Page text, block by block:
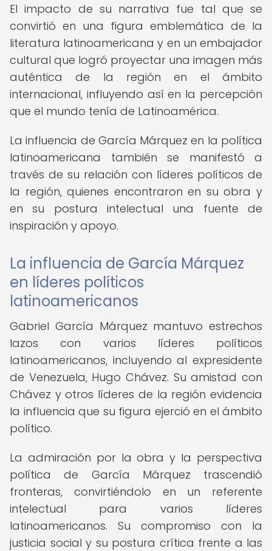
El impacto de su narrativa fue tal que se
convirtió en una figura emblemática de la
literatura latinoamericana y en un embajador
cultural que logró proyectar una imagen más
auténtica de la región en el ámbito
internacional, influyendo así en la percepción
que el mundo tenía de Latinoamérica.
La influencia de García Márquez en la política
latinoamericana también se manifestó a
través de su relación con líderes políticos de
la región, quienes encontraron en su obra y
en su postura intelectual una fuente de
inspiración y apoyo.
La influencia de García Márquez
en líderes políticos
latinoamericanos
Gabriel García Márquez mantuvo estrechos
lazos con varios líderes políticos
latinoamericanos, incluyendo al expresidente
de Venezuela, Hugo Chávez. Su amistad con
Chávez y otros líderes de la región evidencia
la influencia que su figura ejerció en el ámbito
político.
La admiración por la obra y la perspectiva
política de García Márquez trascendió
fronteras, convirtiéndolo en un referente
intelectual para varios líderes
latinoamericanos. Su compromiso con la
justicia social y su postura crítica frente a las